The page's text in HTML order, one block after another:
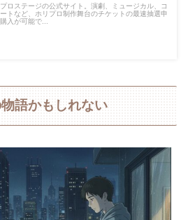
ロステージの公式サイト。演劇、ミュージカル、コ
トなど、ホリプロ制作舞台のチケットの最速抽選申
入が可能で...
語かもしれない